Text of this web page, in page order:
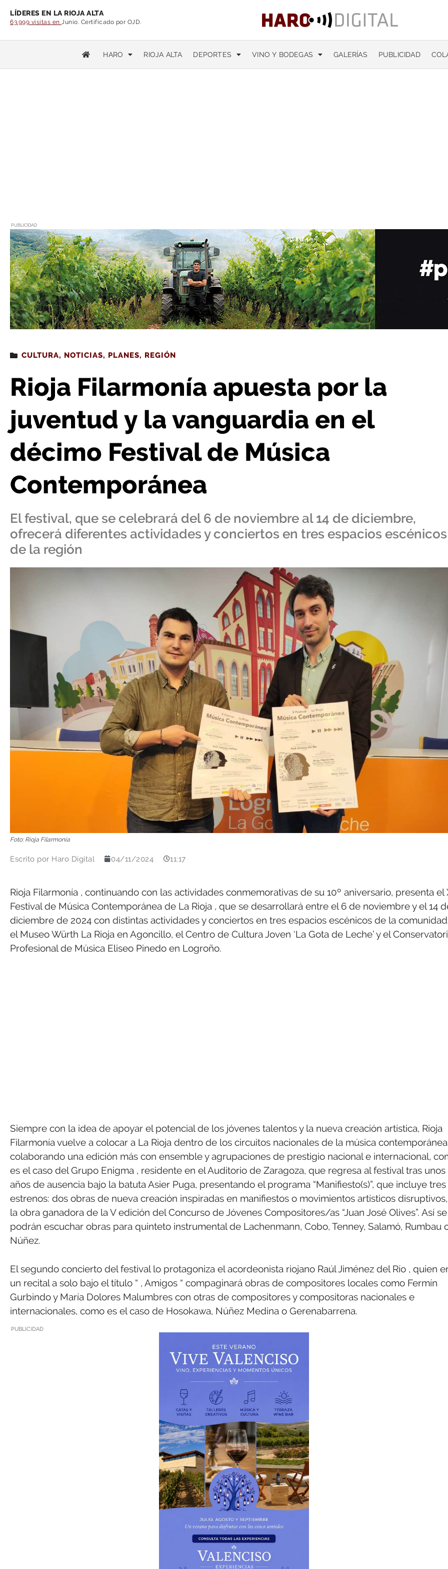
LÍDERES EN LA RIOJA ALTA
63.999 visitas en Junio. Certificado por OJD.
HARO RIOJA ALTA DEPORTES VINO Y BODEGAS GALERÍAS PUBLICIDAD
PUBLICIDAD
Estás leyendo: Rioja Filarmonía apuesta por la juventud y la vanguardia en el décimo Festival de Música Contemporánea
CULTURA, NOTICIAS, PLANES, REGIÓN
Rioja Filarmonía apuesta por la
juventud y la vanguardia en el
décimo Festival de Música
Contemporánea
El festival, que se celebrará del 6 de noviembre al 14 de diciembre,
ofrecerá diferentes actividades y conciertos en tres espacios escénicos
de la región
Foto: Rioja Filarmonía
Escrito por Haro Digital 04/11/2024 11:17
Rioja Filarmonía , continuando con las actividades conmemorativas de su 10º aniversario, presenta el
Festival de Música Contemporánea de La Rioja , que se desarrollará entre el 6 de noviembre y el 14
diciembre de 2024 con distintas actividades y conciertos en tres espacios escénicos de la
el Museo Würth La Rioja en Agoncillo, el Centro de Cultura Joven ‘La Gota de Leche’ y el
Profesional de Música Eliseo Pinedo en Logroño.
Siempre con la idea de apoyar el potencial de los jóvenes talentos y la nueva creación artística, Rioja
Filarmonía vuelve a colocar a La Rioja dentro de los circuitos nacionales de la música contemporánea
colaborando una edición más con ensemble y agrupaciones de prestigio nacional e internacional,
es el caso del Grupo Enigma , residente en el Auditorio de Zaragoza, que regresa al festival tras unos
años de ausencia bajo la batuta Asier Puga, presentando el programa “Manifiesto(s)”, que incluye tres
estrenos: dos obras de nueva creación inspiradas en manifiestos o movimientos artísticos
la obra ganadora de la V edición del Concurso de Jóvenes Compositores/as “Juan José Olives”. Así se
podrán escuchar obras para quinteto instrumental de Lachenmann, Cobo, Tenney, Salamó, Rumbau
Núñez.
El segundo concierto del festival lo protagoniza el acordeonista riojano Raúl Jiménez del Río , quien
un recital a solo bajo el título “ , Amigos “ compaginará obras de compositores locales como Fermín
Gurbindo y María Dolores Malumbres con otras de compositores y compositoras nacionales e
internacionales, como es el caso de Hosokawa, Núñez Medina o Gerenabarrena.
PUBLICIDAD